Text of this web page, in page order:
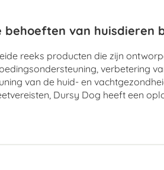
behoeften van huisdieren
reeks producten die zijn
verbetering
van de huid- en
Dursy Dog heeft een